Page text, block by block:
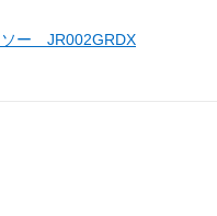
ー JR002GRDX